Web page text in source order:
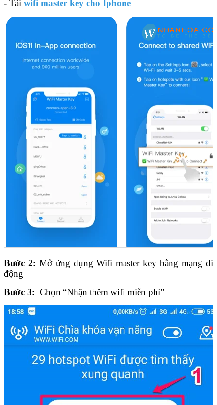
- Tải wifi master key cho Iphone
Bước 2: Mở ứng dụng Wifi master key bằng mạng di
động
Bước 3: Chọn “Nhận thêm wifi miễn phí”